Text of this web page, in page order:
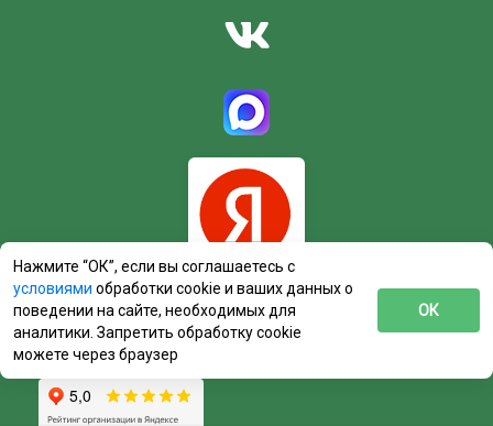
Нажмите “ОК”, если вы соглашаетесь с
условиями обработки cookie и ваших данных о
поведении на сайте, необходимых для
аналитики. Запретить обработку cookie
можете через браузер
ОК